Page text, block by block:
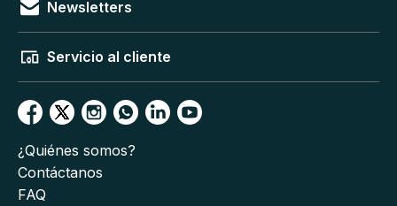
Newsletters
Servicio al cliente
¿Quiénes somos?
Contáctanos
FAQ